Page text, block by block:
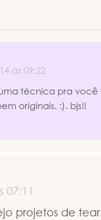
às 09:22
técnica pra você
originais. :). bjs!!
07:11
projetos de